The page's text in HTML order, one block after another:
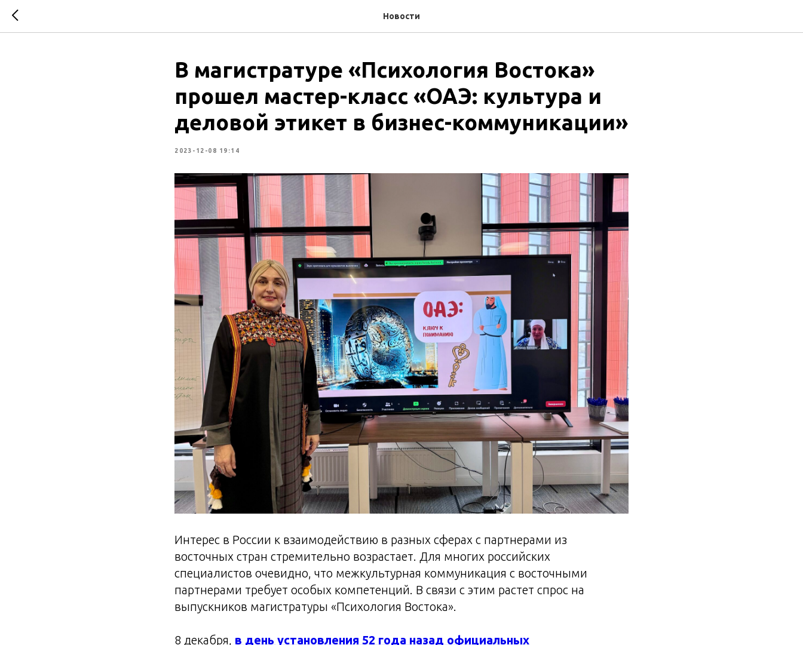
Новости
В магистратуре «Психология Востока»
прошел мастер-класс «ОАЭ: культура и
деловой этикет в бизнес-коммуникации»
2023-12-08 19:14
Интерес в России к взаимодействию в разных сферах с партнерами из
восточных стран стремительно возрастает. Для многих российских
специалистов очевидно, что межкультурная коммуникация с восточными
партнерами требует особых компетенций. В связи с этим растет спрос на
выпускников магистратуры «Психология Востока».
8 декабря, в день установления 52 года назад официальных